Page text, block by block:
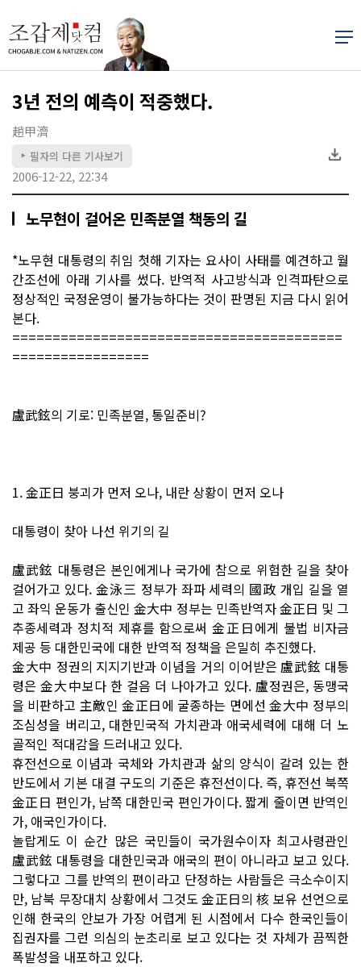
3년 전의 예측이 적중했다.
趙甲濟
▶ 필자의 다른 기사보기
2006-12-22, 22:34
노무현이 걸어온 민족분열 책동의 길
*노무현 대통령의 취임 첫해 기자는 요사이 사태를 예견하고 월
간조선에 아래 기사를 썼다. 반역적 사고방식과 인격파탄으로
정상적인 국정운영이 불가능하다는 것이 판명된 지금 다시 읽어
본다.
=========================================
=================
盧武鉉의 기로: 민족분열, 통일준비?
1. 金正日 붕괴가 먼저 오나, 내란 상황이 먼저 오나
대통령이 찾아 나선 위기의 길
盧武鉉 대통령은 본인에게나 국가에 참으로 위험한 길을 찾아
걸어가고 있다. 金泳三 정부가 좌파 세력의 國政 개입 길을 열
고 좌익 운동가 출신인 金大中 정부는 민족반역자 金正日 및 그
추종세력과 정치적 제휴를 함으로써 金正日에게 불법 비자금
제공 등 대한민국에 대한 반역적 정책을 은밀히 추진했다.
金大中 정권의 지지기반과 이념을 거의 이어받은 盧武鉉 대통
령은 金大中보다 한 걸음 더 나아가고 있다. 盧정권은, 동맹국
을 비판하고 主敵인 金正日에 굴종하는 면에선 金大中 정부의
조심성을 버리고, 대한민국적 가치관과 애국세력에 대해 더 노
골적인 적대감을 드러내고 있다.
휴전선으로 이념과 국체와 가치관과 삶의 양식이 갈려 있는 한
반도에서 기본 대결 구도의 기준은 휴전선이다. 즉, 휴전선 북쪽
金正日 편인가, 남쪽 대한민국 편인가이다. 짧게 줄이면 반역인
가, 애국인가이다.
놀랍게도 이 순간 많은 국민들이 국가원수이자 최고사령관인
盧武鉉 대통령을 대한민국과 애국의 편이 아니라고 보고 있다.
그렇다고 그를 반역의 편이라고 단정하는 사람들은 극소수이지
만, 남북 무장대치 상황에서 그것도 金正日의 核 보유 선언으로
인해 한국의 안보가 가장 어렵게 된 시점에서 다수 한국인들이
집권자를 그런 의심의 눈초리로 보고 있다는 것 자체가 끔찍한
폭발성을 내포하고 있다.